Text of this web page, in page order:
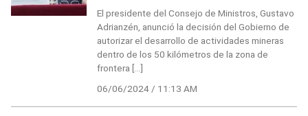
El presidente del Consejo de Ministros, Gustavo
Adrianzén, anunció la decisión del Gobierno de
autorizar el desarrollo de actividades mineras
dentro de los 50 kilómetros de la zona de
frontera […]
06/06/2024 / 11:13 AM